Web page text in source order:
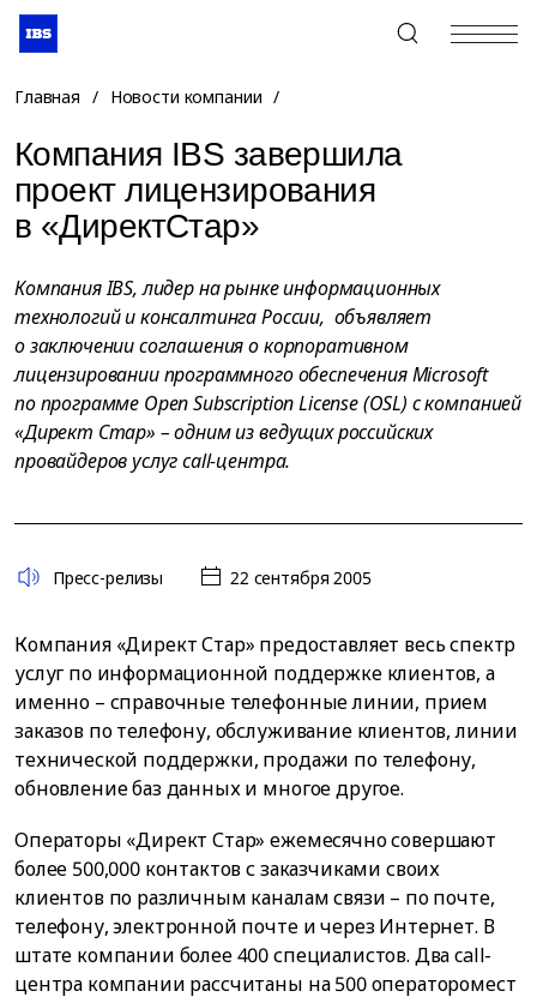
+7 (495) 967-80-80
Главная / Новости компании /
Компания IBS завершила
проект лицензирования
в «ДиректСтар»
Компания IBS, лидер на рынке информационных
технологий и консалтинга России, объявляет
о заключении соглашения о корпоративном
лицензировании программного обеспечения Microsoft
по программе Open Subscription License (OSL) с компанией
«Директ Стар» – одним из ведущих российских
провайдеров услуг call-центра.
Пресс-релизы 22 сентября 2005
Компания «Директ Стар» предоставляет весь спектр
услуг по информационной поддержке клиентов, а
именно – справочные телефонные линии, прием
заказов по телефону, обслуживание клиентов, линии
технической поддержки, продажи по телефону,
обновление баз данных и многое другое.
Операторы «Директ Стар» ежемесячно совершают
более 500,000 контактов с заказчиками своих
клиентов по различным каналам связи – по почте,
телефону, электронной почте и через Интернет. В
штате компании более 400 специалистов. Два call-
центра компании рассчитаны на 500 операторомест